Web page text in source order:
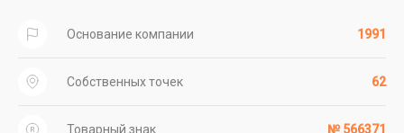
Основание компании 1991
Собственных точек 62
Товарный знак № 566371